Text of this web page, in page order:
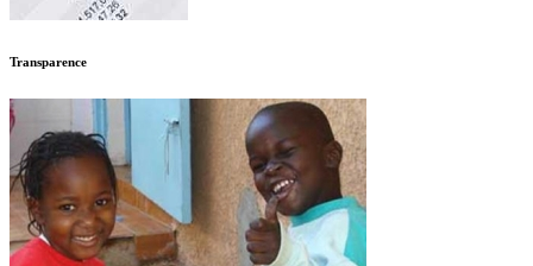
Transparence